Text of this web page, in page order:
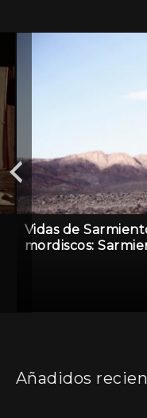
Vidas de
mordiscos: